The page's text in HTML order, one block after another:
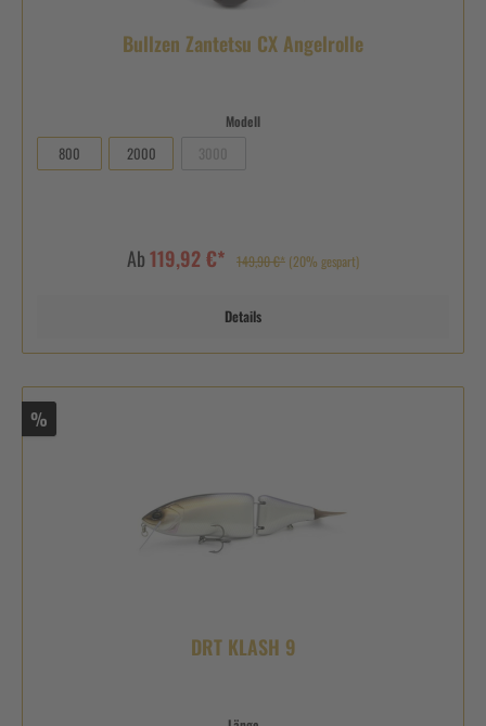
Bullzen Zantetsu CX Angelrolle
Modell
800 2000
Ab119,92 €* 149,90 €* (20% gespart)
Details
%
DRT KLASH 9